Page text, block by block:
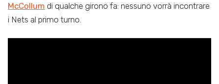
McCollum di qualche girono fa: nessuno vorrà incontrare
i Nets al primo turno.